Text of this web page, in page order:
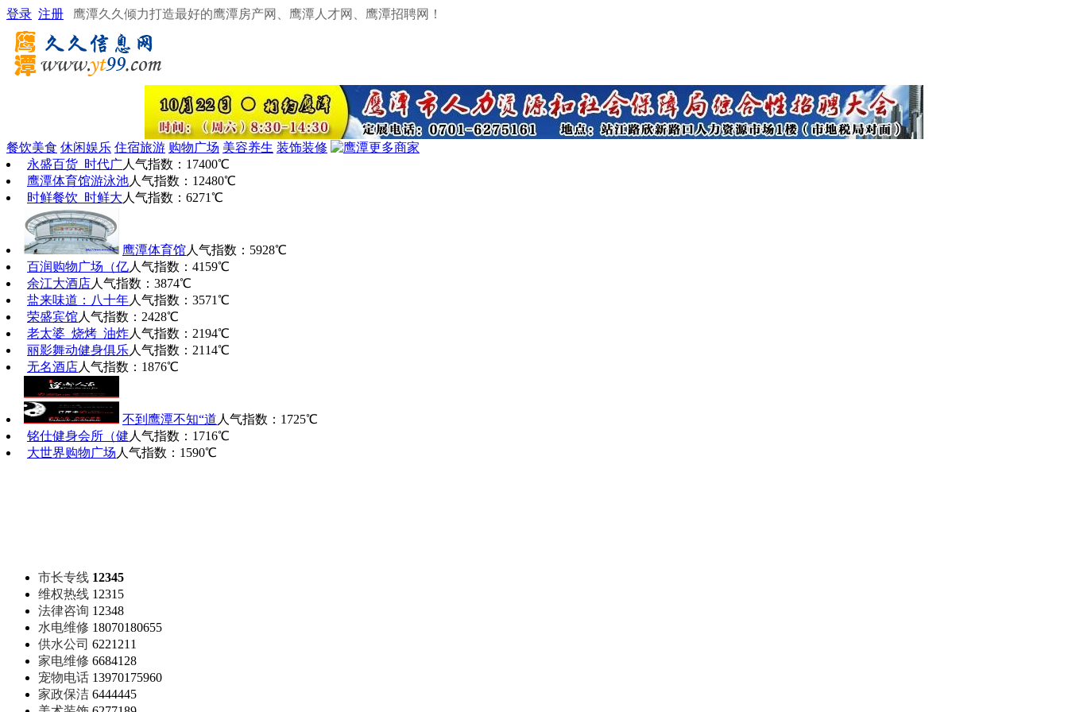
登录 注册 鹰潭久久倾力打造最好的鹰潭房产网、鹰潭人才网、鹰潭招聘网！
餐饮美食 休闲娱乐 住宿旅游 购物广场 美容养生 装饰装修
永盛百货_时代广人气指数：17400℃
鹰潭体育馆游泳池人气指数：12480℃
时鲜餐饮_时鲜大 人气指数：6271℃
鹰潭体育馆人气指数：5928℃
百润购物广场（亿人气指数：4159℃
余江大酒店人气指数：3874℃
盐来味道：八十年人气指数：3571℃
荣盛宾馆人气指数：2428℃
老太婆_烧烤_油炸人气指数：2194℃
丽影舞动健身俱乐人气指数：2114℃
无名酒店人气指数：1876℃
不到鹰潭不知“道 人气指数：1725℃
铭仕健身会所（健 人气指数：1716℃
大世界购物广场 人气指数：1590℃
市长专线 12345
维权热线 12315
法律咨询 12348
水电维修 18070180655
供水公司 6221211
家电维修 6684128
宠物电话 13970175960
家政保洁 6444445